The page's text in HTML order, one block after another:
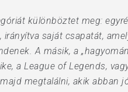
különböztet meg:
saját csapatát,
A másik, a
a League of Legends,
megtalálni, akik abban